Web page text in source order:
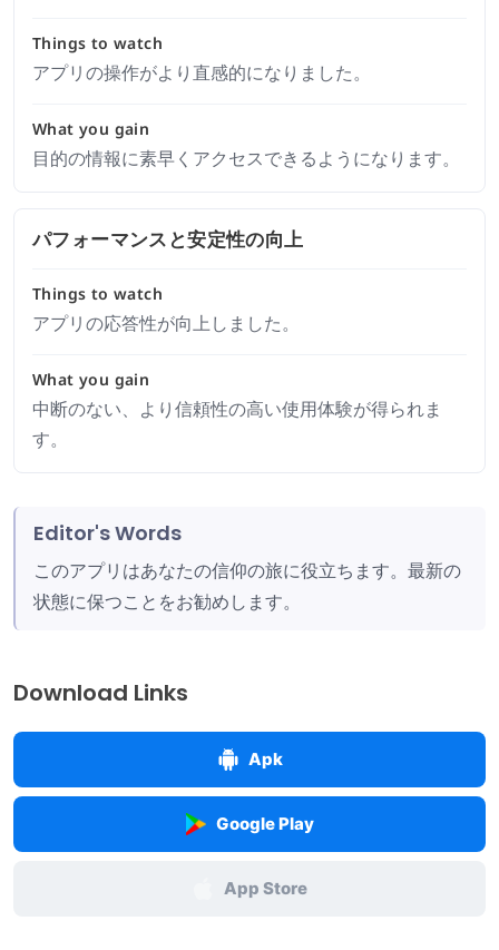
Things to watch
アプリの操作がより直感的になりました。
What you gain
目的の情報に素早くアクセスできるようになります。
パフォーマンスと安定性の向上
Things to watch
アプリの応答性が向上しました。
What you gain
中断のない、より信頼性の高い使用体験が得られま
す。
Editor's Words
このアプリはあなたの信仰の旅に役立ちます。最新の
状態に保つことをお勧めします。
Download Links
Apk
Google Play
App Store